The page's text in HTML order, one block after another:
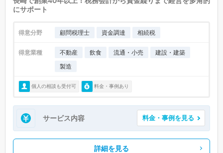
にサポート
得意分野 顧問税理士 資金調達 相続税
得意業種 不動産 飲食 流通・小売
建設・建築
製造
個人の相談も受付可 料金・事例あり
サービス内容 料金・事例を見る
詳細を見る